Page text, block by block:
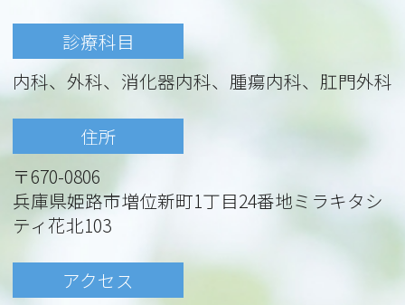
診療科目
内科、外科、消化器内科、腫瘍内科、肛門外科
住所
〒670-0806
兵庫県姫路市増位新町1丁目24番地ミラキタシ
ティ花北103
アクセス